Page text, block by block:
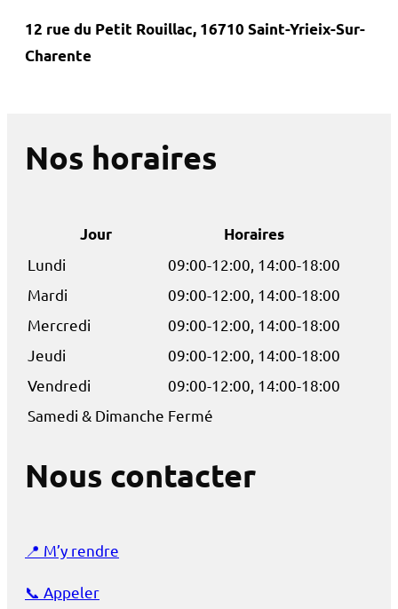
12 rue du Petit Rouillac, 16710 Saint-Yrieix-Sur-
Charente
Nos horaires
Jour
Horaires
Lundi
09:00-12:00, 14:00-18:00
Mardi
09:00-12:00, 14:00-18:00
Mercredi
09:00-12:00, 14:00-18:00
Jeudi
09:00-12:00, 14:00-18:00
Vendredi
09:00-12:00, 14:00-18:00
Samedi & Dimanche Fermé
Nous contacter
📍 M’y rendre
📞 Appeler